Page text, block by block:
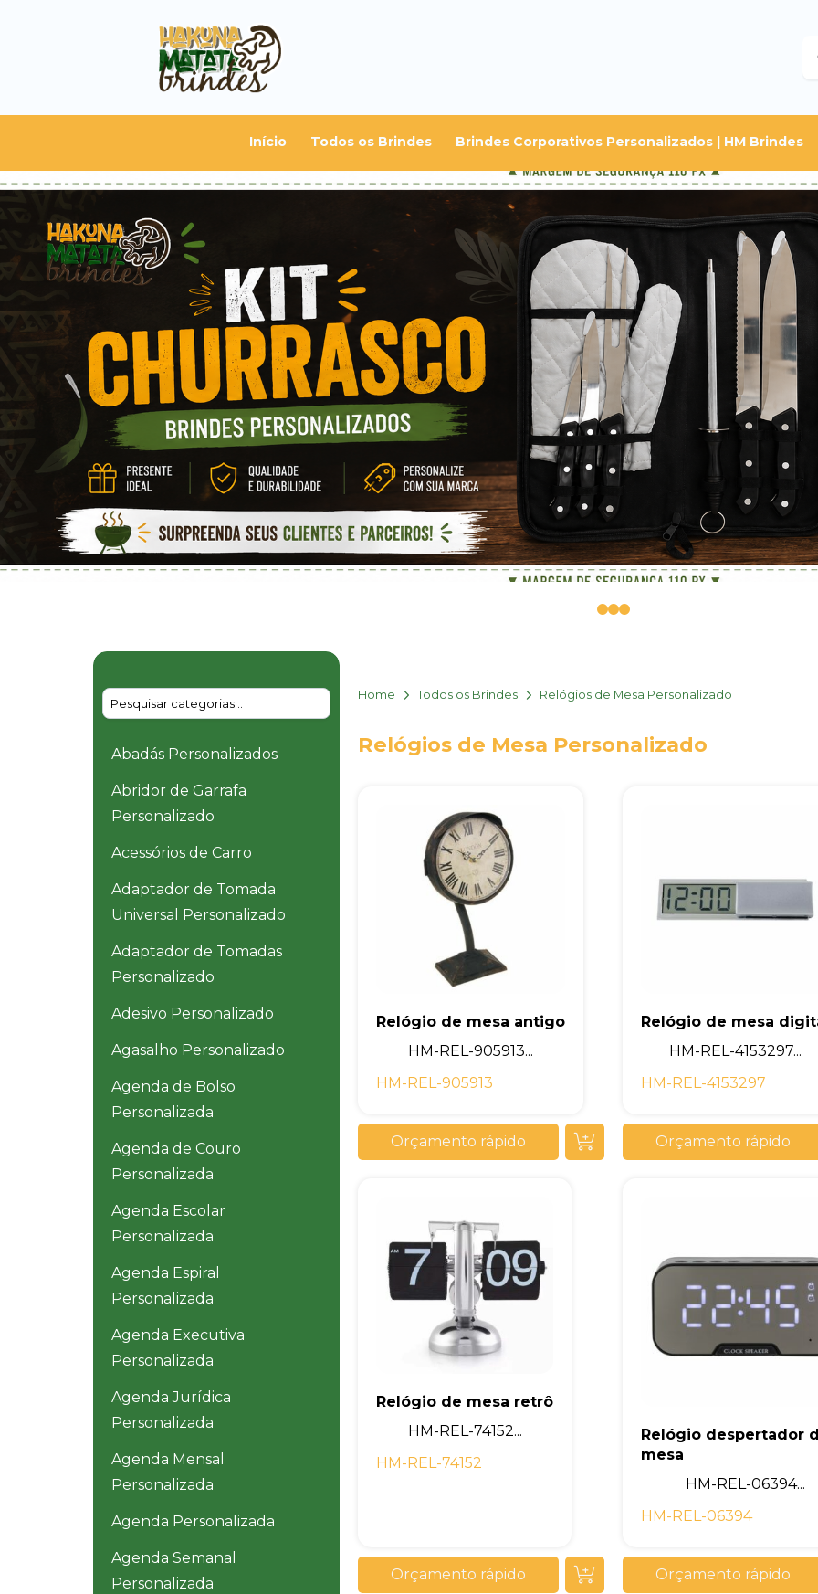
Início Todos os Brindes Brindes Corporativos Personalizados | HM Brindes
01 2
Abadás Personalizados
Abridor de Garrafa
Personalizado
Acessórios de Carro
Adaptador de Tomada
Universal Personalizado
Adaptador de Tomadas
Personalizado
Adesivo Personalizado
Agasalho Personalizado
Agenda de Bolso
Personalizada
Agenda de Couro
Personalizada
Agenda Escolar
Personalizada
Agenda Espiral
Personalizada
Agenda Executiva
Personalizada
Agenda Jurídica
Personalizada
Agenda Mensal
Personalizada
Agenda Personalizada
Agenda Semanal
Personalizada
Home Todos os Brindes Relógios de Mesa Personalizado
Relógios de Mesa Personalizado
Relógio de mesa antigo
HM-REL-905913...
HM-REL-905913
Orçamento rápido
Relógio de mesa
HM-REL-4153297...
HM-REL-4153297
Orçamento rápido
Relógio de mesa retrô
HM-REL-74152...
HM-REL-74152
Orçamento rápido
Relógio despertador
mesa
HM-REL-06394...
HM-REL-06394
Orçamento rápido